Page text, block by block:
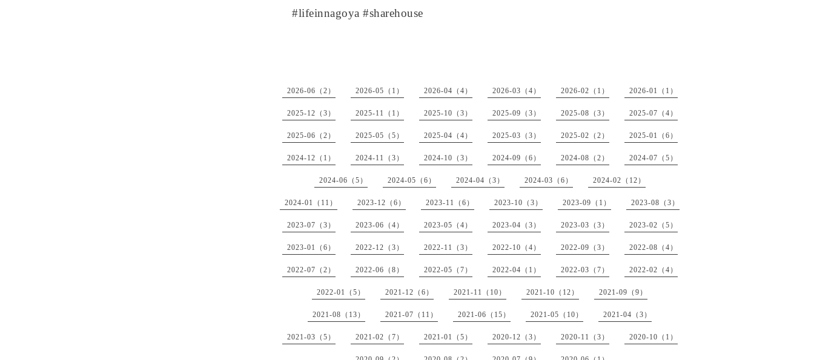
#lifeinnagoya #sharehouse
2026-06（2） 2026-05（1） 2026-04（4） 2026-03（4） 2026-02（1） 2026-01（1）
2025-12（3） 2025-11（1） 2025-10（3） 2025-09（3） 2025-08（3） 2025-07（4）
2025-06（2） 2025-05（5） 2025-04（4） 2025-03（3） 2025-02（2） 2025-01（6）
2024-12（1） 2024-11（3） 2024-10（3） 2024-09（6） 2024-08（2） 2024-07（5）
2024-06（5） 2024-05（6） 2024-04（3） 2024-03（6） 2024-02（12）
2024-01（11） 2023-12（6） 2023-11（6） 2023-10（3） 2023-09（1） 2023-08（3）
2023-07（3） 2023-06（4） 2023-05（4） 2023-04（3） 2023-03（3） 2023-02（5）
2023-01（6） 2022-12（3） 2022-11（3） 2022-10（4） 2022-09（3） 2022-08（4）
2022-07（2） 2022-06（8） 2022-05（7） 2022-04（1） 2022-03（7） 2022-02（4）
2022-01（5） 2021-12（6） 2021-11（10） 2021-10（12） 2021-09（9）
2021-08（13） 2021-07（11） 2021-06（15） 2021-05（10） 2021-04（3）
2021-03（5） 2021-02（7） 2021-01（5） 2020-12（3） 2020-11（3） 2020-10（1）